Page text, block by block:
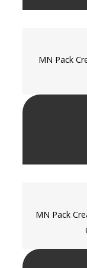
MN Pack
MN Pack